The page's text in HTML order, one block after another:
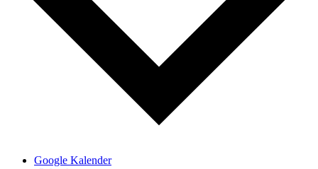
Google Kalender